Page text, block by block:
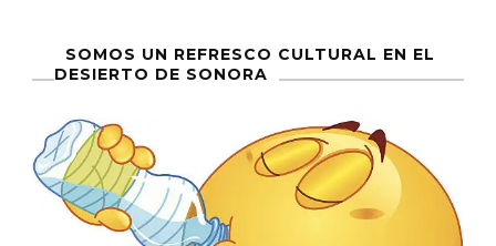
SOMOS UN REFRESCO CULTURAL EN EL
DESIERTO DE SONORA